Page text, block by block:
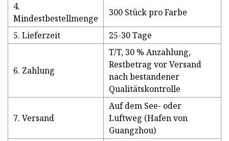
4.
Mindestbestellmenge
300 Stück pro Farbe
5. Lieferzeit 25-30 Tage
6. Zahlung
T/T, 30 % Anzahlung,
Restbetrag vor Versand
nach bestandener
Qualitätskontrolle
7. Versand
Auf dem See- oder
Luftweg (Hafen von
Guangzhou)